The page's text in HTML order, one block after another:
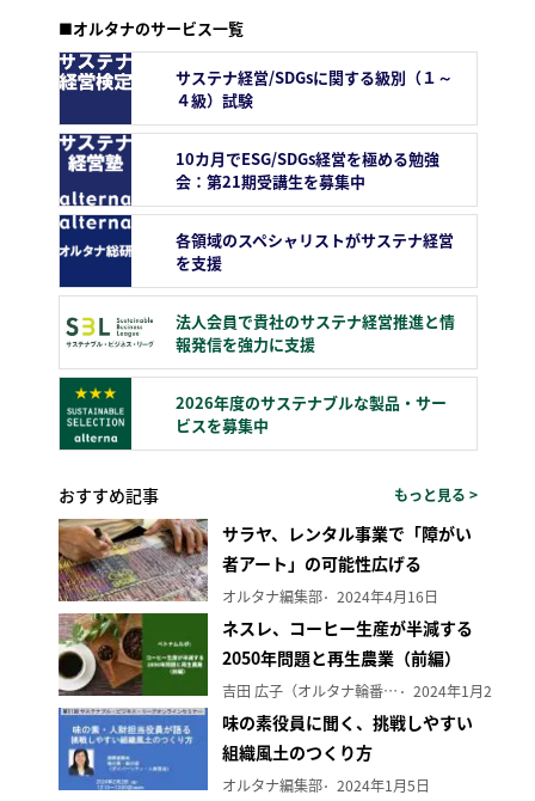
■オルタナのサービス一覧
サステナ経営/SDGsに関する級別（１～
４級）試験
10カ月でESG/SDGs経営を極める勉強
会：第21期受講生を募集中
各領域のスペシャリストがサステナ経営
を支援
法人会員で貴社のサステナ経営推進と情
報発信を強力に支援
2026年度のサステナブルな製品・サー
ビスを募集中
おすすめ記事 もっと見る >
サラヤ、レンタル事業で「障がい
者アート」の可能性広げる
オルタナ編集部 2024年4月16日
ネスレ、コーヒー生産が半減する
2050年問題と再生農業（前編）
吉田 広子（オルタナ輪番編集長） 2024年1月29日
味の素役員に聞く、挑戦しやすい
組織風土のつくり方
オルタナ編集部 2024年1月5日